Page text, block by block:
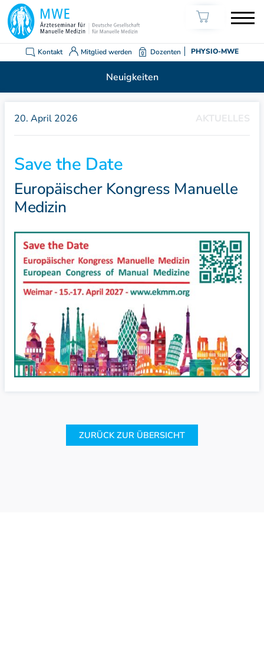
Kontakt Mitglied werden Dozenten PHYSIO-MWE
Neuigkeiten
AKTUELLES
20. April 2026
Save the Date
Europäischer Kongress Manuelle
Medizin
ZURÜCK ZUR ÜBERSICHT